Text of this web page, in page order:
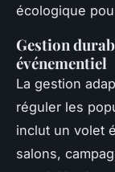
écologique
Gestion
événementiel
La gestion
réguler les
inclut un volet
salons,